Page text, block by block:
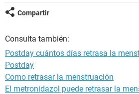
Compartir
Consulta también:
Postday cuántos días retrasa la
Postday
Como retrasar la menstruación
El metronidazol puede retrasar la